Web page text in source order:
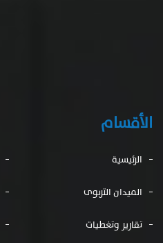
الأقسام
الرئيسية
الميدان التربوى
تقارير وتغطيات